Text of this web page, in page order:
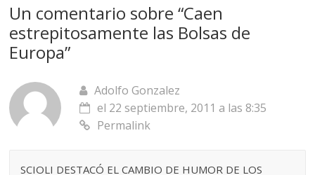
Un comentario sobre “Caen
estrepitosamente las Bolsas de
Europa”
Adolfo Gonzalez
el 22 septiembre, 2011 a las 8:35
Permalink
SCIOLI DESTACÓ EL CAMBIO DE HUMOR DE LOS